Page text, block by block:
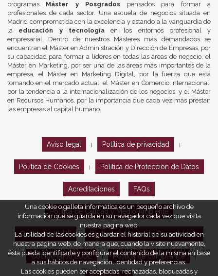
programas Máster y Posgrados pensados para formar a
profesionales de cada sector. Una escuela de negocios situada en
Madrid comprometida con la excelencia y estando a la vanguardia de
la educación y tecnologíaen los entornos profesional y
empresarial. Dentro de nuestros Másteres más demandados se
encuentran el Máster en Administración y Dirección de Empresas, por
su capacidad para formar a líderes en todas las áreas de negocio, el
Máster en Marketing, por ser una de las áreas más importantes de la
empresa, el Máster en Marketing Digital, por la fuerza que está
tomando en el mercado actual, el Máster en Comercio Internacional,
por la tendencia a la internacionalización de los negocios, y el Máster
en Recursos Humanos, por la importancia que cada vez más prestan
las empresas al capital humano.
Aviso legal Política de privacidad
Política de Cookies Política de Protección de Datos
Acreditaciones FAQs
Política de Calidad y Medio Ambiente
Opiniones EUDE Política de Marketing Responsable
Código ético EUDE Política de compliance
Una cookie o galleta informática es un pequeño archivo de
información que se guarda en su navegador cada vez que visita
nuestra página web.
La utilidad de las cookies es guardar el historial de su actividad en
nuestra página web, de manera que, cuando la visite nuevamente,
ésta pueda identificarle y configurar el contenido de la misma en base
a sus hábitos de navegación, identidad y preferencias.
Las cookies pueden ser aceptadas, rechazadas, bloqueadas y